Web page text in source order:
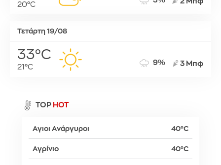
20°C
Τετάρτη 19/08
33°C
21°C
9% 3 Μπφ
TOP HOT
Αγιοι Ανάργυροι 40°C
Αγρίνιο 40°C